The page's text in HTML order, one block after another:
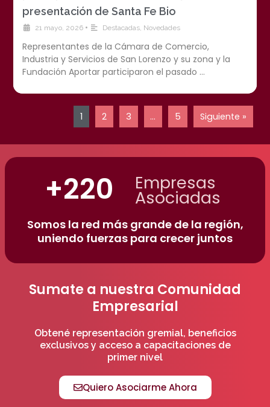
presentación de Santa Fe Bio
21 mayo, 2026 • Destacadas, Novedades
Representantes de la Cámara de Comercio,
Industria y Servicios de San Lorenzo y su zona y la
Fundación Aportar participaron el pasado …
1 2 3 … 5 Siguiente »
Empresas
Asociadas
+220
Somos la red más grande de la región,
uniendo fuerzas para crecer juntos
Sumate a nuestra Comunidad
Empresarial
Obtené representación gremial, beneficios
exclusivos y acceso a capacitaciones de
primer nivel
Quiero Asociarme Ahora